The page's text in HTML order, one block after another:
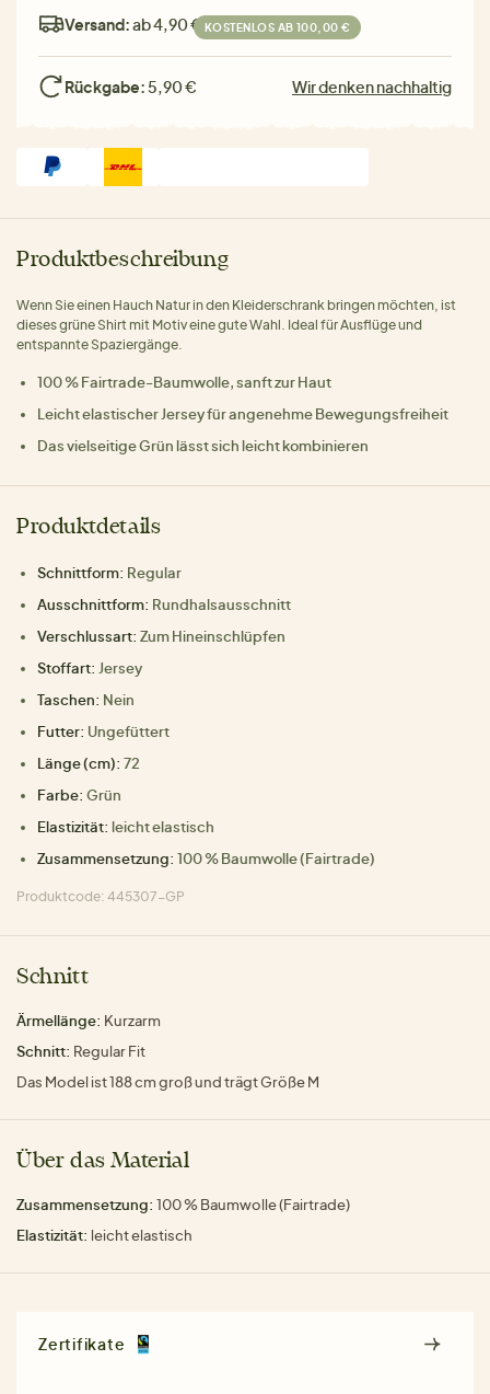
Versand:ab 4,90 € KOSTENLOS AB 100,00 €
Rückgabe: 5,90 € Wir denken nachhaltig
Produktbeschreibung
Wenn Sie einen Hauch Natur in den Kleiderschrank bringen möchten, ist
dieses grüne Shirt mit Motiv eine gute Wahl. Ideal für Ausflüge und
entspannte Spaziergänge.
100 % Fairtrade-Baumwolle, sanft zur Haut
Leicht elastischer Jersey für angenehme Bewegungsfreiheit
Das vielseitige Grün lässt sich leicht kombinieren
Produktdetails
Schnittform: Regular
Ausschnittform: Rundhalsausschnitt
Verschlussart: Zum Hineinschlüpfen
Stoffart: Jersey
Taschen: Nein
Futter: Ungefüttert
Länge (cm): 72
Farbe: Grün
Elastizität: leicht elastisch
Zusammensetzung: 100 % Baumwolle (Fairtrade)
Produktcode: 445307-GP
Schnitt
Ärmellänge: Kurzarm
Schnitt: Regular Fit
Das Model ist 188 cm groß und trägt Größe M
Über das Material
Zusammensetzung: 100 % Baumwolle (Fairtrade)
Elastizität: leicht elastisch
Zertifikate